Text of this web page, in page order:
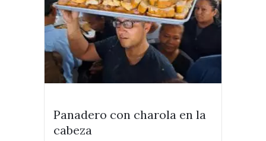
Panadero con charola en la
cabeza